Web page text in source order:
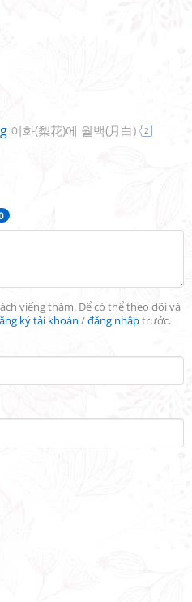
viếng thăm. Để có thể theo dõi và
ký tài khoản /đăng nhậptrước.
이화(梨花)에 월백(月白) 2